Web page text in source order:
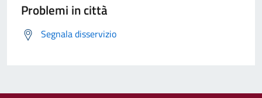
Problemi in città
Segnala disservizio